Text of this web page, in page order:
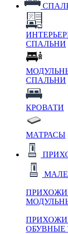
СПАЛЬНИ
СПАЛЬНИ
КРОВАТИ
МАТРАСЫ
ОБУВНЫЕ